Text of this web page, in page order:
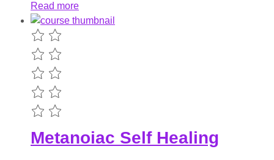
Read more
Metanoiac Self Healing